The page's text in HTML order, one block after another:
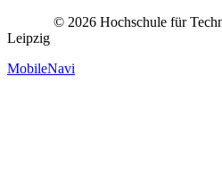
© 2026 Hochschule für
Leipzig
MobileNavi